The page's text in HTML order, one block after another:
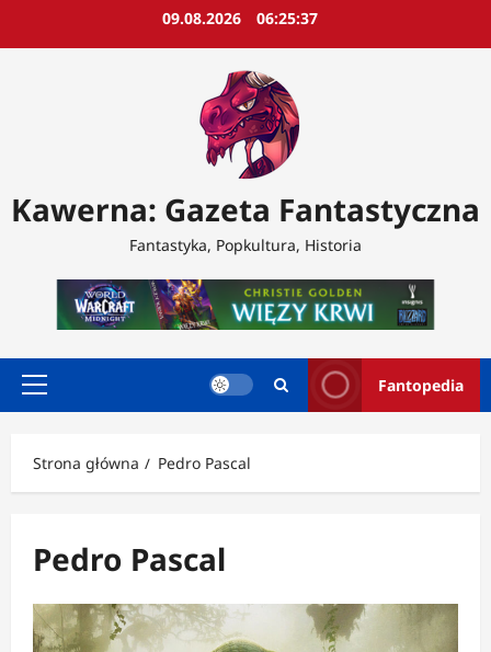
09.08.2026 06:25:39
Kawerna: Gazeta Fantastyczna
Fantastyka, Popkultura, Historia
Menu
Fantopedia
Strona główna Pedro Pascal
Pedro Pascal